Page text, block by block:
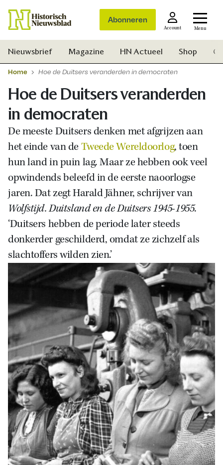
Abonneren
Account Menu
Zoek
Nieuwsbrief Magazine HN Actueel Shop
Home Hoe de Duitsers veranderden in democraten
Hoe de Duitsers veranderden
in democraten
De meeste Duitsers denken met afgrijzen aan
het einde van deTweede Wereldoorlog, toen
hun land in puin lag. Maar ze hebben ook veel
opwindends beleefd in de eerste naoorlogse
jaren. Dat zegt Harald Jähner, schrijver van
Wolfstijd. Duitsland en de Duitsers 1945-1955.
‘Duitsers hebben de periode later steeds
donkerder geschilderd, omdat ze zichzelf als
slachtoffers wilden zien.’